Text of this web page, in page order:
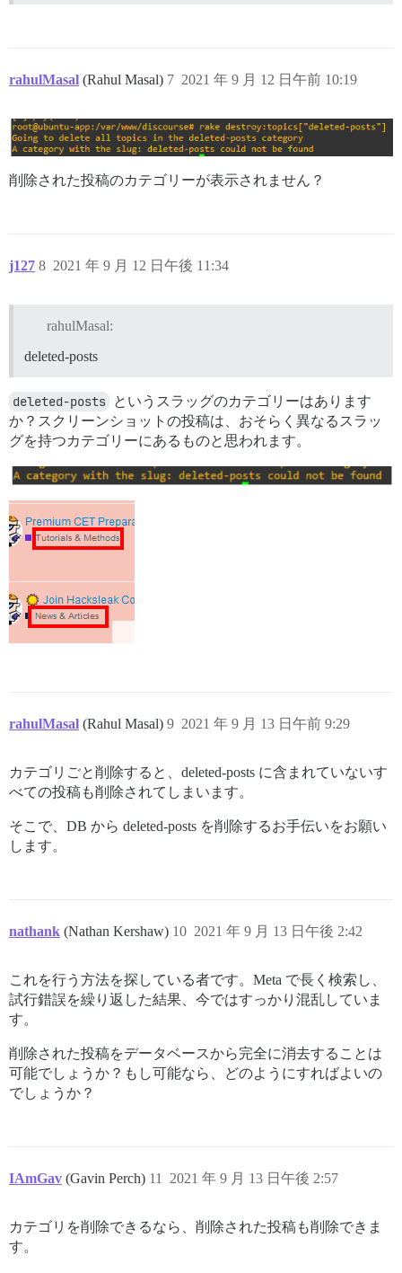
rahulMasal (Rahul Masal) 2021 年 9 月 12 日午前 10:19
7
削除された投稿のカテゴリーが表示されません？
j127 2021 年 9 月 12 日午後 11:34
8
rahulMasal:
deleted-posts
deleted-posts というスラッグのカテゴリーはあります
か？スクリーンショットの投稿は、おそらく異なるスラッ
グを持つカテゴリーにあるものと思われます。
rahulMasal (Rahul Masal) 2021 年 9 月 13 日午前 9:29
9
カテゴリごと削除すると、deleted-posts に含まれていないす
べての投稿も削除されてしまいます。
そこで、DB から deleted-posts を削除するお手伝いをお願い
します。
nathank (Nathan Kershaw) 2021 年 9 月 13 日午後 2:42
10
これを行う方法を探している者です。Meta で長く検索し、
試行錯誤を繰り返した結果、今ではすっかり混乱していま
す。
削除された投稿をデータベースから完全に消去することは
可能でしょうか？もし可能なら、どのようにすればよいの
でしょうか？
IAmGav (Gavin Perch) 2021 年 9 月 13 日午後 2:57
11
カテゴリを削除できるなら、削除された投稿も削除できま
す。